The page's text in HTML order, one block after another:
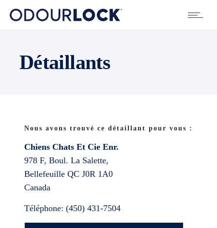
Détaillants
Nous avons trouvé ce détaillant pour vous :
Chiens Chats Et Cie Enr.
978 F, Boul. La Salette,
Bellefeuille QC J0R 1A0
Canada
Téléphone: (450) 431-7504